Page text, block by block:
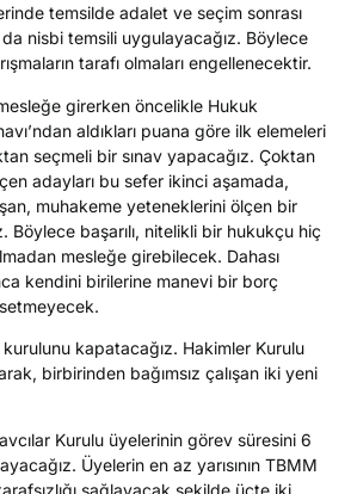
temsilde adalet ve seçim sonrası
nisbi temsili uygulayacağız. Böylece
tarafı olmaları engellenecektir.
girerken öncelikle Hukuk
aldıkları puana göre ilk elemeleri
seçmeli bir sınav yapacağız. Çoktan
adayları bu sefer ikinci aşamada,
muhakeme yeteneklerini ölçen bir
Böylece başarılı, nitelikli bir hukukçu hiç
mesleğe girebilecek. Dahası
kendini birilerine manevi bir borç
kapatacağız. Hakimler Kurulu
birbirinden bağımsız çalışan iki yeni
Kurulu üyelerinin görev süresini 6
Üyelerin en az yarısının TBMM